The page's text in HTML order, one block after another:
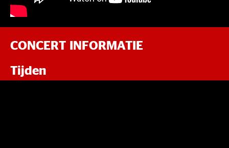
CONCERT INFORMATIE
Tijden